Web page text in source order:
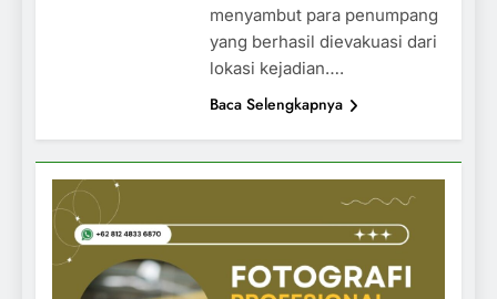
menyambut para penumpang
yang berhasil dievakuasi dari
lokasi kejadian….
Baca Selengkapnya